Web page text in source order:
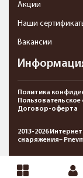
Акции
Наши
Вакансии
Политика
Пользовательское
Договор-оферта
2013-2026
снаряжения–